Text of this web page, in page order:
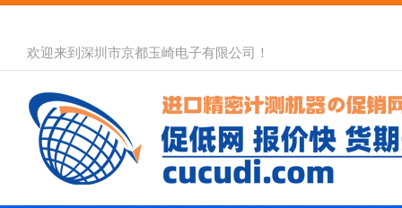
欢迎来到深圳市京都玉崎电子有限公司！